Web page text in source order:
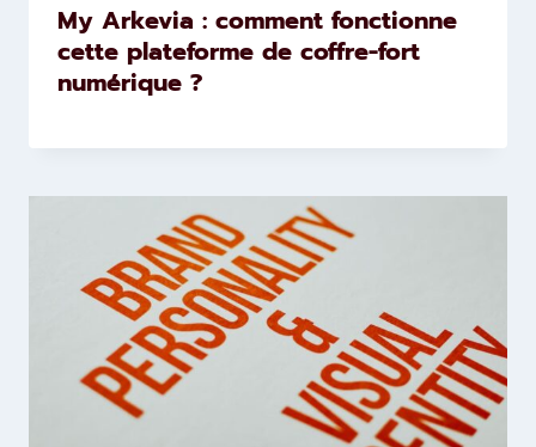
My Arkevia : comment fonctionne
cette plateforme de coffre-fort
numérique ?